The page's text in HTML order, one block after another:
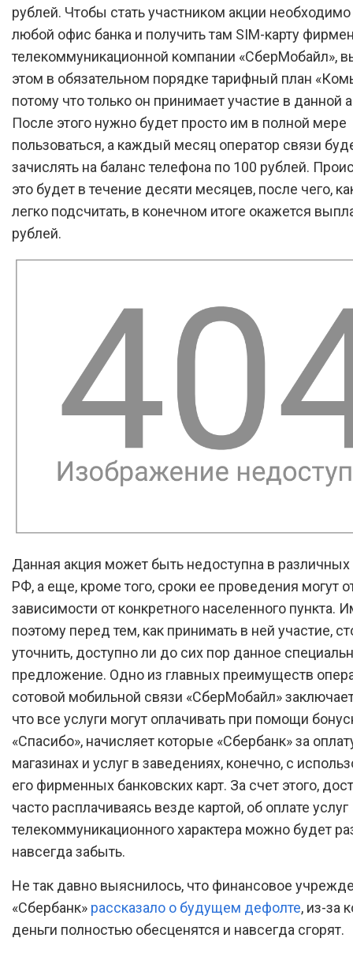
рублей. Чтобы стать участником акции необходимо
любой офис банка и получить там SIM-карту
телекоммуникационной компании «СберМобайл»,
этом в обязательном порядке тарифный план
потому что только он принимает участие в данной
После этого нужно будет просто им в полной мере
пользоваться, а каждый месяц оператор связи
зачислять на баланс телефона по 100 рублей.
это будет в течение десяти месяцев, после чего,
легко подсчитать, в конечном итоге окажется
рублей.
Данная акция может быть недоступна в различных
РФ, а еще, кроме того, сроки ее проведения могут
зависимости от конкретного населенного пункта.
поэтому перед тем, как принимать в ней участие,
уточнить, доступно ли до сих пор данное
предложение. Одно из главных преимуществ
сотовой мобильной связи «СберМобайл»
что все услуги могут оплачивать при помощи
«Спасибо», начисляет которые «Сбербанк» за
магазинах и услуг в заведениях, конечно, с
его фирменных банковских карт. За счет этого,
часто расплачиваясь везде картой, об оплате услуг
телекоммуникационного характера можно будет
навсегда забыть.
Не так давно выяснилось, что финансовое
«Сбербанк» рассказало о будущем дефолте, из-за
деньги полностью обесценятся и навсегда сгорят.